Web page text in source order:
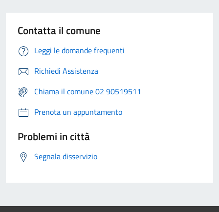
Contatta il comune
Leggi le domande frequenti
Richiedi Assistenza
Chiama il comune 02 90519511
Prenota un appuntamento
Problemi in città
Segnala disservizio